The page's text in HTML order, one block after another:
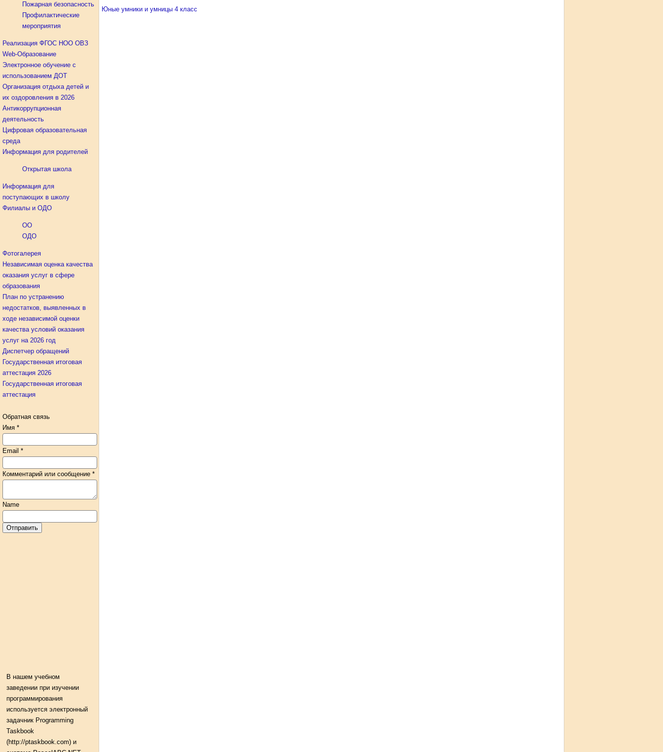
Пожарная безопасность
Профилактические
мероприятия
Реализация ФГОС НОО ОВЗ
Web-Образование
Электронное обучение с
использованием ДОТ
Организация отдыха детей и
их оздоровления в 2026
Антикоррупционная
деятельность
Цифровая образовательная
среда
Информация для родителей
Открытая школа
Информация для
поступающих в школу
Филиалы и ОДО
ОО
ОДО
Фотогалерея
Независимая оценка качества
оказания услуг в сфере
образования
План по устранению
недостатков, выявленных в
ходе независимой оценки
качества условий оказания
услуг на 2026 год
Диспетчер обращений
Государственная итоговая
аттестация 2026
Государственная итоговая
аттестация
Обратная связь
Имя *
Email *
Комментарий или сообщение *
Name
Отправить
В нашем учебном
заведении при изучении
программирования
используется электронный
задачник Programming
Taskbook
(http://ptaskbook.com) и
Юные умники и умницы 4 класс